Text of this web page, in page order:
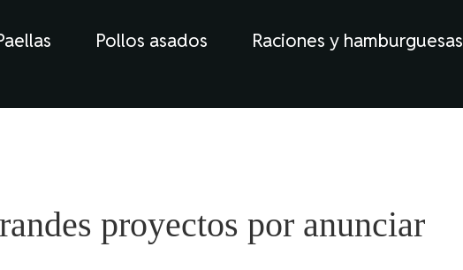
Pollos asados
Raciones y hamburguesas
proyectos por anunciar